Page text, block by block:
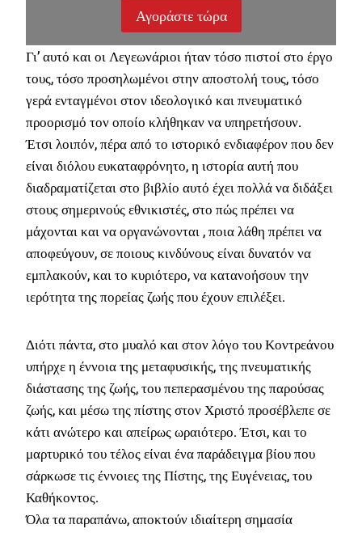
i
g
i
n
a
l
r
i
c
w
a
s
:
5
,
€
.
ρ
έ
χ
ο
υ
σ
τ
ι
μ
ή
ε
ί
ν
α
:
1
0
0
.
Αγοράστε τώρα
Γι’ αυτό και οι Λεγεωνάριοι ήταν τόσο πιστοί στο έργο
τους, τόσο προσηλωμένοι στην αποστολή τους, τόσο
γερά ενταγμένοι στον ιδεολογικό και πνευματικό
προορισμό τον οποίο κλήθηκαν να υπηρετήσουν.
Έτσι λοιπόν, πέρα από το ιστορικό ενδιαφέρον που δεν
είναι διόλου ευκαταφρόνητο, η ιστορία αυτή που
διαδραματίζεται στο βιβλίο αυτό έχει πολλά να διδάξει
στους σημερινούς εθνικιστές, στο πώς πρέπει να
μάχονται και να οργανώνονται , ποια λάθη πρέπει να
αποφεύγουν, σε ποιους κινδύνους είναι δυνατόν να
εμπλακούν, και το κυριότερο, να κατανοήσουν την
ιερότητα της πορείας ζωής που έχουν επιλέξει.
Διότι πάντα, στο μυαλό και στον λόγο του Κοντρεάνου
υπήρχε η έννοια της μεταφυσικής, της πνευματικής
διάστασης της ζωής, του πεπερασμένου της παρούσας
ζωής, και μέσω της πίστης στον Χριστό προσέβλεπε σε
κάτι ανώτερο και απείρως ωραιότερο. Έτσι, και το
μαρτυρικό του τέλος είναι ένα παράδειγμα βίου που
σάρκωσε τις έννοιες της Πίστης, της Ευγένειας, του
Καθήκοντος.
Όλα τα παραπάνω, αποκτούν ιδιαίτερη σημασία